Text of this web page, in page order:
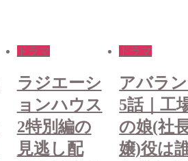
ドラマ
アバランチ
5話｜工場
の娘(社長令
嬢)役は誰？
ドラマ
イチケ
カラス1
｜子役
の子は